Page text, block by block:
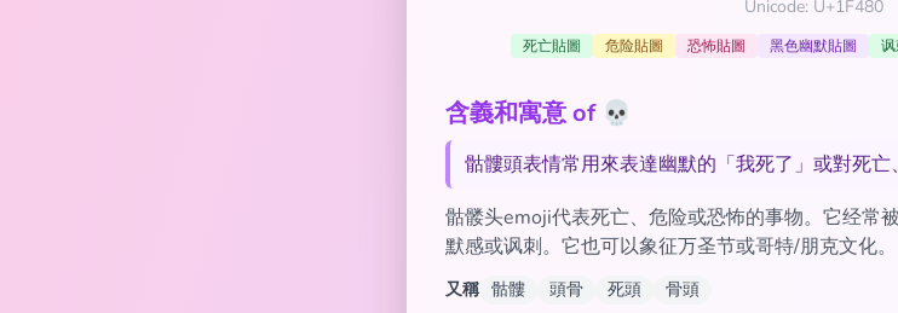
Unicode: U+1F480
死亡貼圖 危险貼圖 恐怖貼圖 黑色幽默貼圖
含義和寓意 of 💀
骷髏頭表情常用來表達幽默的「我死了」或對死亡
骷髅头emoji代表死亡、危险或恐怖的事物。它经常
默感或讽刺。它也可以象征万圣节或哥特/朋克文化。
又稱 骷髏 頭骨 死頭 骨頭